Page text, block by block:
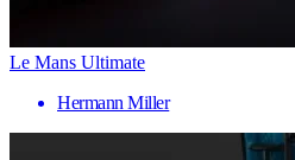
Le Mans Ultimate
Hermann Miller